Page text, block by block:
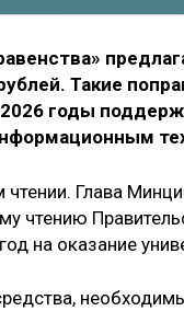
Такие
годы
чтении. Глава
чтению
на оказание